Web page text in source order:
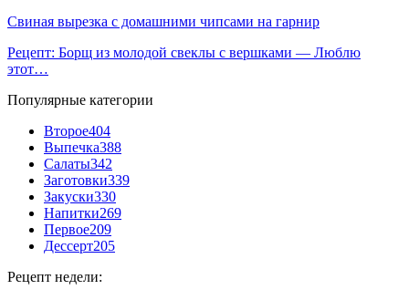
Свиная вырезка с домашними чипсами на гарнир
Рецепт: Борщ из молодой свеклы с вершками — Люблю
этот…
Популярные категории
Второе404
Выпечка388
Салаты342
Заготовки339
Закуски330
Напитки269
Первое209
Дессерт205
Рецепт недели: